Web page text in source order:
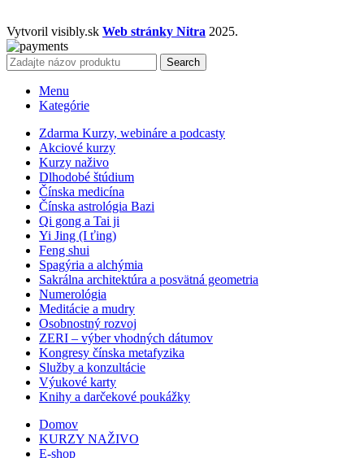
Vytvoril visibly.sk Web stránky Nitra 2025.
Search
Menu
Kategórie
Zdarma Kurzy, webináre a podcasty
Akciové kurzy
Kurzy naživo
Dlhodobé štúdium
Čínska medicína
Čínska astrológia Bazi
Qi gong a Tai ji
Yi Jing (I ťing)
Feng shui
Spagýria a alchýmia
Sakrálna architektúra a posvätná geometria
Numerológia
Meditácie a mudry
Osobnostný rozvoj
ZERI – výber vhodných dátumov
Kongresy čínska metafyzika
Služby a konzultácie
Výukové karty
Knihy a darčekové poukážky
Domov
KURZY NAŽIVO
E-shop